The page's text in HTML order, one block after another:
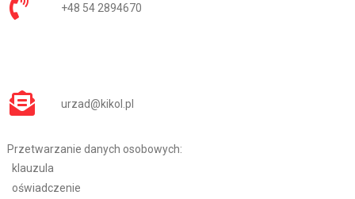
+48 54 2894670
urzad@kikol.pl
Przetwarzanie danych osobowych:
klauzula
oświadczenie